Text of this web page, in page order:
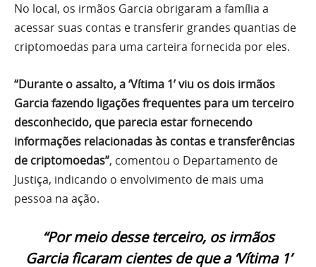
No local, os irmãos Garcia obrigaram a família a
acessar suas contas e transferir grandes quantias de
criptomoedas para uma carteira fornecida por eles.
“Durante o assalto, a ‘Vítima 1’ viu os dois irmãos
Garcia fazendo ligações frequentes para um terceiro
desconhecido, que parecia estar fornecendo
informações relacionadas às contas e transferências
de criptomoedas”, comentou o Departamento de
Justiça, indicando o envolvimento de mais uma
pessoa na ação.
“Por meio desse terceiro, os irmãos
Garcia ficaram cientes de que a ‘Vítima 1’